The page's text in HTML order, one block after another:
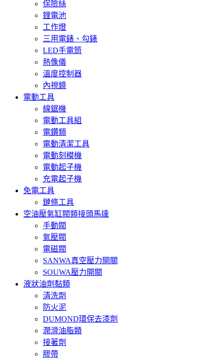
保險絲
鋰電池
工作燈
三用電錶、勾錶
LED手電筒
熱像儀
溫度控制器
內視鏡
電動工具
線鋸機
電動工具組
電鑽類
電動清潔工具
電動刻模機
電動起子機
充電起子機
免電工具
鏈條工具
空油壓氣缸閥類接頭馬達
手動閥
氣壓閥
電磁閥
SANWA真空壓力開關
SOUWA壓力開關
液狀油劑黏類
清洗劑
防火泥
DUMOND環保去漆劑
潤滑油脂類
接著劑
膠帶